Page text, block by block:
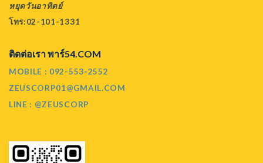
หยุดวันอาทิตย์
โทร:02-101-1331
ติดต่อเรา พาร์54.COM
MOBILE : 092-553-2552
ZEUSCORP01@GMAIL.COM
LINE : @ZEUSCORP